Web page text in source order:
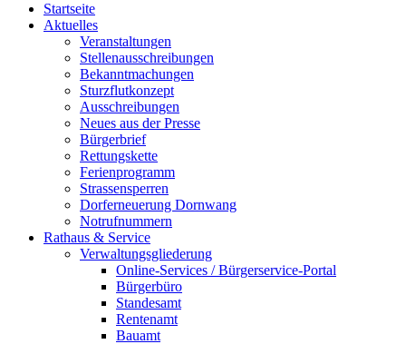
Startseite
Aktuelles
Veranstaltungen
Stellenausschreibungen
Bekanntmachungen
Sturzflutkonzept
Ausschreibungen
Neues aus der Presse
Bürgerbrief
Rettungskette
Ferienprogramm
Strassensperren
Dorferneuerung Dornwang
Notrufnummern
Rathaus & Service
Verwaltungsgliederung
Online-Services / Bürgerservice-Portal
Bürgerbüro
Standesamt
Rentenamt
Bauamt